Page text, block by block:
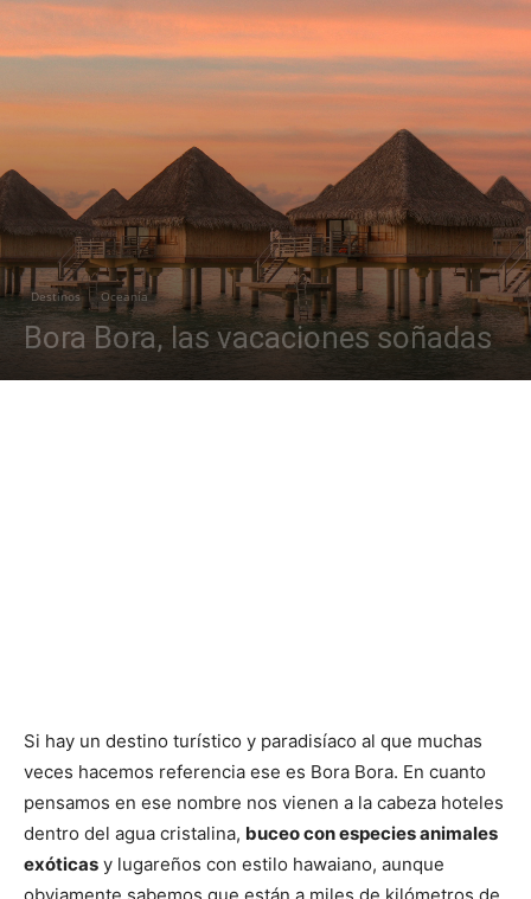
Destinos Oceanía
Bora Bora, las vacaciones soñadas
Si hay un destino turístico y paradisíaco al que muchas
veces hacemos referencia ese es Bora Bora. En cuanto
pensamos en ese nombre nos vienen a la cabeza hoteles
dentro del agua cristalina, buceo con especies animales
exóticas y lugareños con estilo hawaiano, aunque